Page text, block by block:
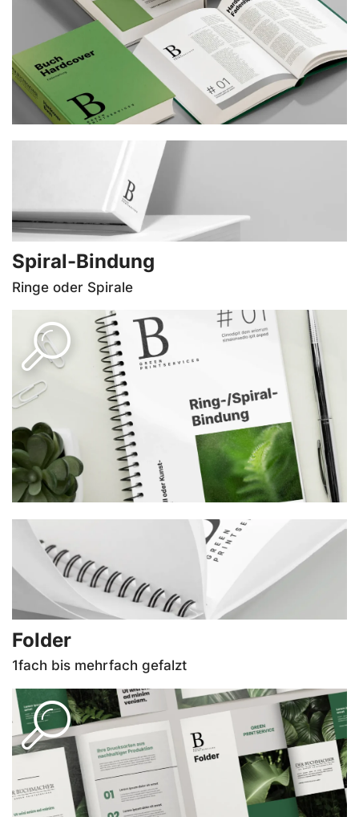
Diverse Formate und Veredelungs­möglichkeiten
stehen zur Auswahl.
Spiral-Bindung
Ringe oder Spirale
PRODUKT-INFOS
Besonders geeignet für Skripten und Lerninhalte.
Drahtkamm- oder Kunststoff-Spiralisierung. In
unterschiedlichen Stärken und Formaten.
Folder
1fach bis mehrfach gefalzt
PRODUKT-INFOS
Parallelbruch (4-Seiter),
Wickel-, Zickzackfalz, Kreuzbruch (8-Seiter),
Fensterfalz sowie verschiedene Kombibrüche
möglich.